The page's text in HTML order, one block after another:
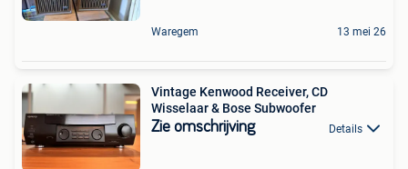
Waregem 13 mei 26
Vintage Kenwood Receiver, CD
Wisselaar & Bose Subwoofer
Zie omschrijving Details